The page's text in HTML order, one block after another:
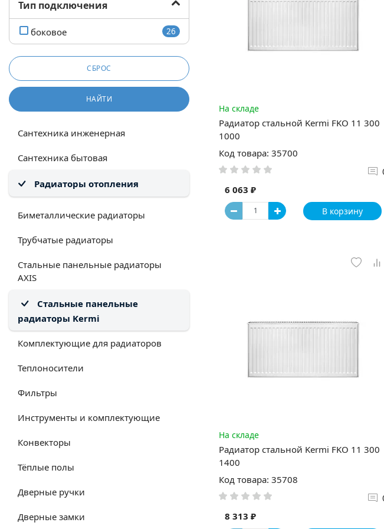
Тип подключения
боковое 26
СБРОС
НАЙТИ
Сантехника инженерная
Сантехника бытовая
Радиаторы отопления
Биметаллические радиаторы
Трубчатые радиаторы
Стальные панельные радиаторы
AXIS
Стальные панельные
радиаторы Kermi
Комплектующие для радиаторов
Теплоносители
Фильтры
Инструменты и комплектующие
Конвекторы
Тёплые полы
Дверные ручки
Дверные замки
На складе
Радиатор стальной Kermi FKO 11 300
1000
Код товара: 35700
6 063 ₽
В корзину
На складе
Радиатор стальной Kermi FKO 11 300
1400
Код товара: 35708
8 313 ₽